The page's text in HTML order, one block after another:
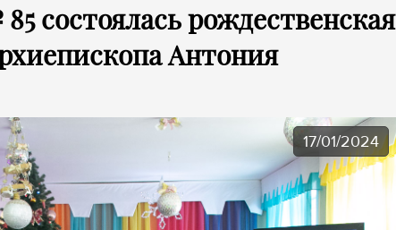
состоялась рождественская
Антония
17/01/2024